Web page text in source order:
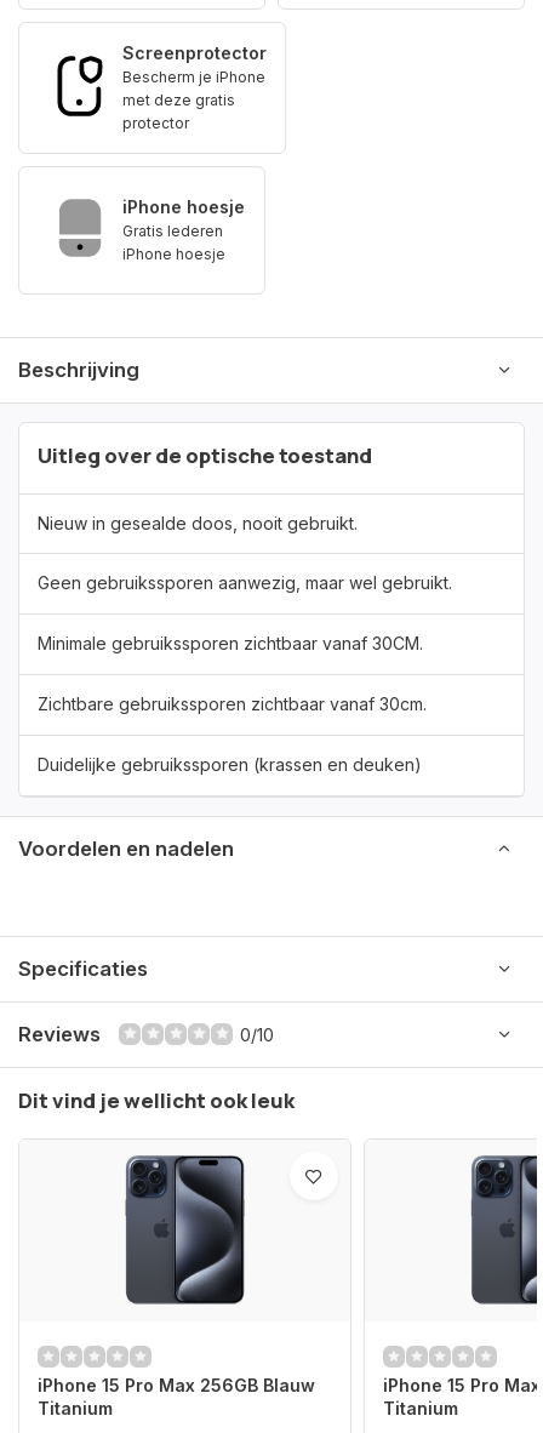
Screenprotector
Bescherm je iPhone
met deze gratis
protector
iPhone hoesje
Gratis lederen
iPhone hoesje
Beschrijving
Uitleg over de optische toestand
Nieuw in gesealde doos, nooit gebruikt.
Geen gebruikssporen aanwezig, maar wel gebruikt.
Minimale gebruikssporen zichtbaar vanaf 30CM.
Zichtbare gebruikssporen zichtbaar vanaf 30cm.
Duidelijke gebruikssporen (krassen en deuken)
Voordelen en nadelen
Specificaties
Reviews 0/10
Dit vind je wellicht ook leuk
iPhone 15 Pro Max 256GB Blauw
Titanium
iPhone 15 Pro
Titanium